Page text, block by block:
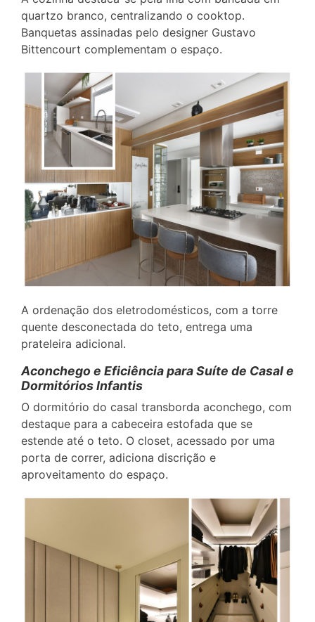
quartzo branco, centralizando o cooktop.
Banquetas assinadas pelo designer Gustavo
Bittencourt complementam o espaço.
A ordenação dos eletrodomésticos, com a torre
quente desconectada do teto, entrega uma
prateleira adicional.
Aconchego e Eficiência para Suíte de Casal e
Dormitórios Infantis
O dormitório do casal transborda aconchego, com
destaque para a cabeceira estofada que se
estende até o teto. O closet, acessado por uma
porta de correr, adiciona discrição e
aproveitamento do espaço.